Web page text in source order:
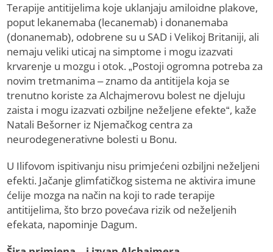
Terapije antitijelima koje uklanjaju amiloidne plakove,
poput lekanemaba (lecanemab) i donanemaba
(donanemab), odobrene su u SAD i Velikoj Britaniji, ali
nemaju veliki uticaj na simptome i mogu izazvati
krvarenje u mozgu i otok. „Postoji ogromna potreba za
novim tretmanima – znamo da antitijela koja se
trenutno koriste za Alchajmerovu bolest ne djeluju
zaista i mogu izazvati ozbiljne neželjene efekte“, kaže
Natali Bešorner iz Njemačkog centra za
neurodegenerativne bolesti u Bonu.
U Ilifovom ispitivanju nisu primjećeni ozbiljni neželjeni
efekti. Jačanje glimfatičkog sistema ne aktivira imune
ćelije mozga na način na koji to rade terapije
antitijelima, što brzo povećava rizik od neželjenih
efekata, napominje Dagum.